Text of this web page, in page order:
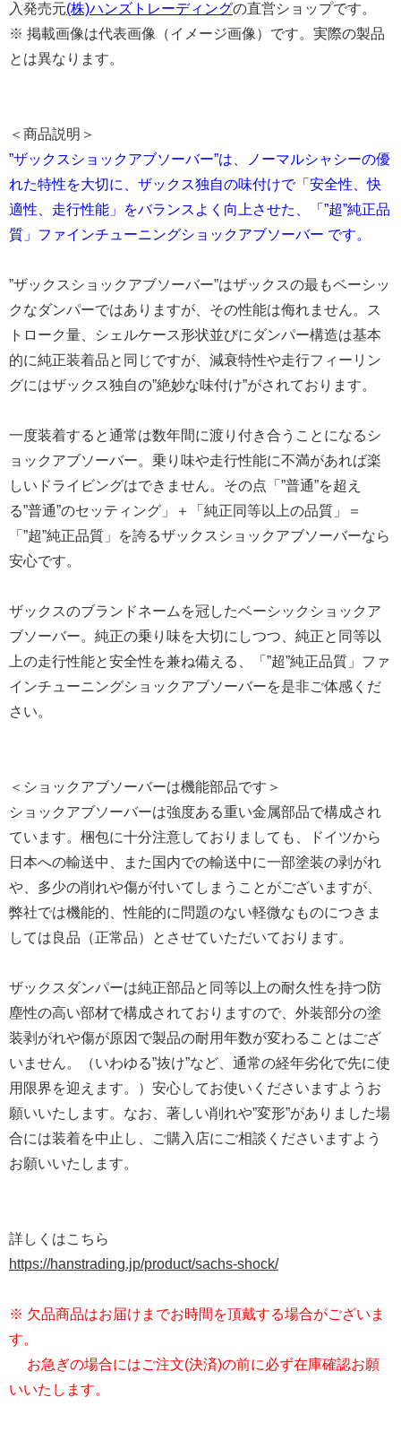
入発売元(株)ハンズトレーディングの直営ショップです。
※ 掲載画像は代表画像（イメージ画像）です。実際の製品
とは異なります。
＜商品説明＞
”ザックスショックアブソーバー”は、ノーマルシャシーの優
れた特性を大切に、ザックス独自の味付けで「安全性、快
適性、走行性能」をバランスよく向上させた、「”超”純正品
質」ファインチューニングショックアブソーバー です。
”ザックスショックアブソーバー”はザックスの最もベーシッ
クなダンパーではありますが、その性能は侮れません。ス
トローク量、シェルケース形状並びにダンパー構造は基本
的に純正装着品と同じですが、減衰特性や走行フィーリン
グにはザックス独自の”絶妙な味付け”がされております。
一度装着すると通常は数年間に渡り付き合うことになるシ
ョックアブソーバー。乗り味や走行性能に不満があれば楽
しいドライビングはできません。その点「”普通”を超え
る”普通”のセッティング」＋「純正同等以上の品質」＝
「”超”純正品質」を誇るザックスショックアブソーバーなら
安心です。
ザックスのブランドネームを冠したベーシックショックア
ブソーバー。純正の乗り味を大切にしつつ、純正と同等以
上の走行性能と安全性を兼ね備える、「”超”純正品質」ファ
インチューニングショックアブソーバーを是非ご体感くだ
さい。
＜ショックアブソーバーは機能部品です＞
ショックアブソーバーは強度ある重い金属部品で構成され
ています。梱包に十分注意しておりましても、ドイツから
日本への輸送中、また国内での輸送中に一部塗装の剥がれ
や、多少の削れや傷が付いてしまうことがございますが、
弊社では機能的、性能的に問題のない軽微なものにつきま
しては良品（正常品）とさせていただいております。
ザックスダンパーは純正部品と同等以上の耐久性を持つ防
塵性の高い部材で構成されておりますので、外装部分の塗
装剥がれや傷が原因で製品の耐用年数が変わることはござ
いません。（いわゆる”抜け”など、通常の経年劣化で先に使
用限界を迎えます。）安心してお使いくださいますようお
願いいたします。なお、著しい削れや”変形”がありました場
合には装着を中止し、ご購入店にご相談くださいますよう
お願いいたします。
詳しくはこちら
https://hanstrading.jp/product/sachs-shock/
※ 欠品商品はお届けまでお時間を頂戴する場合がございま
す。
お急ぎの場合にはご注文(決済)の前に必ず在庫確認お願
いいたします。